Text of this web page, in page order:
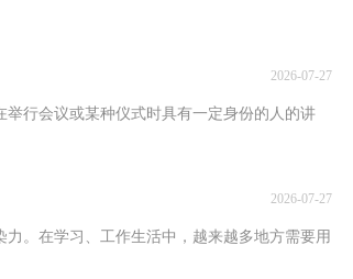
2026-07-27
行会议或某种仪式时具有一定身份的人的讲
2026-07-27
。在学习、工作生活中，越来越多地方需要用